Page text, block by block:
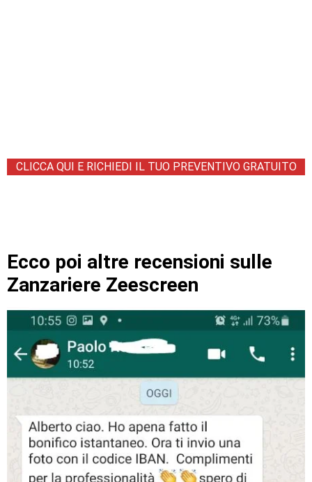
CLICCA QUI E RICHIEDI IL TUO PREVENTIVO GRATUITO
Ecco poi altre recensioni sulle
Zanzariere Zeescreen